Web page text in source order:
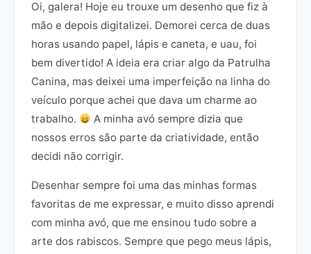
Oi, galera! Hoje eu trouxe um desenho que fiz à
mão e depois digitalizei. Demorei cerca de duas
horas usando papel, lápis e caneta, e uau, foi
bem divertido! A ideia era criar algo da Patrulha
Canina, mas deixei uma imperfeição na linha do
veículo porque achei que dava um charme ao
trabalho.
A minha avó sempre dizia que
nossos erros são parte da criatividade, então
decidi não corrigir.
Desenhar sempre foi uma das minhas formas
favoritas de me expressar, e muito disso aprendi
com minha avó, que me ensinou tudo sobre a
arte dos rabiscos. Sempre que pego meus lápis,